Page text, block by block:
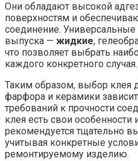
Они обладают высокой
поверхностям и
соединение.
выпуска — жидкие,
что позволяет выбрать
каждого конкретного случая.
Таким образом, выбор клея
фарфора и керамики
требований к прочности
клея есть свои
рекомендуется тщательно
учитывая конкретные
ремонтируемому изделию.